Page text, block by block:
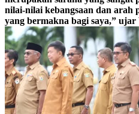
nilai-nilai kebangsaan dan arah
yang bermakna bagi saya,”